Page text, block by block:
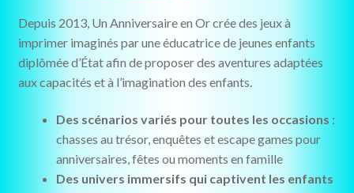
Depuis 2013, Un Anniversaire en Or crée des jeux à
imprimer imaginés par une éducatrice de jeunes enfants
diplômée d’État afin de proposer des aventures adaptées
aux capacités et à l’imagination des enfants.
Des scénarios variés pour toutes les occasions :
chasses au trésor, enquêtes et escape games pour
anniversaires, fêtes ou moments en famille
Des univers immersifs qui captivent les enfants